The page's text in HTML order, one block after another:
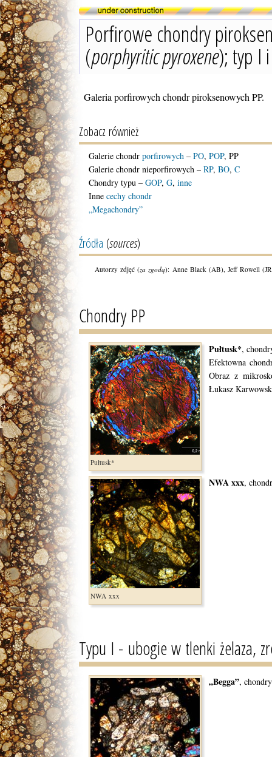
Porfirowe chondry
(porphyritic pyroxene); typ
Galeria porfirowych chondr piroksenowych PP.
Zobacz również
Galerie chondr porfirowych – PO, POP, PP
Galerie chondr nieporfirowych – RP, BO, C
Chondry typu – GOP, G, inne
Inne cechy chondr
„Megachondry”
Źródła (sources)
Autorzy zdjęć (za zgodą): Anne Black (AB), Jeff Rowell
Chondry PP
Pułtusk*
Pułtusk*,
Efektowna
Obraz z
Łukasz
NWA xxx
NWA xxx,
Typu I - ubogie w tlenki żelaza,
„Begga”,